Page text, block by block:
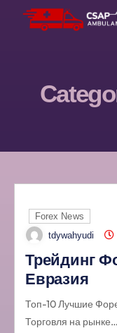
Forex News
tdywahyudi
Трейдинг
Евразия
Топ-10 Лучшие
Торговля на рынке…